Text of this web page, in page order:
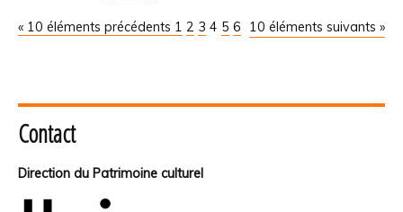
« 10 éléments précédents 10 éléments suivants »
1 2 3 4 5 6
Contact
Direction du Patrimoine culturel